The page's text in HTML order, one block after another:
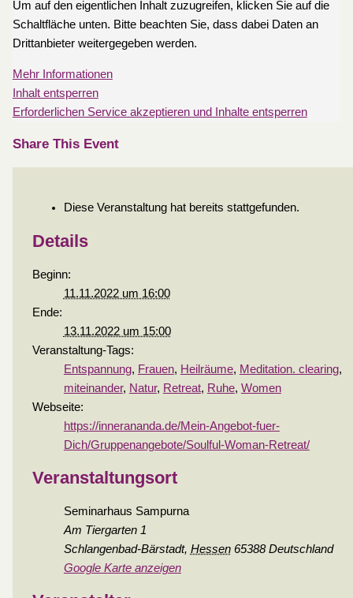
Um auf den eigentlichen Inhalt zuzugreifen, klicken Sie auf die
Schaltfläche unten. Bitte beachten Sie, dass dabei Daten an
Drittanbieter weitergegeben werden.
Mehr Informationen
Inhalt entsperren
Erforderlichen Service akzeptieren und Inhalte entsperren
Share This Event
Diese Veranstaltung hat bereits stattgefunden.
Details
Beginn:
11.11.2022 um 16:00
Ende:
13.11.2022 um 15:00
Veranstaltung-Tags:
Entspannung, Frauen, Heilräume, Meditation. clearing,
miteinander, Natur, Retreat, Ruhe, Women
Webseite:
https://innerananda.de/Mein-Angebot-fuer-
Dich/Gruppenangebote/Soulful-Woman-Retreat/
Veranstaltungsort
Seminarhaus Sampurna
Am Tiergarten 1
Schlangenbad-Bärstadt, Hessen 65388 Deutschland
Google Karte anzeigen